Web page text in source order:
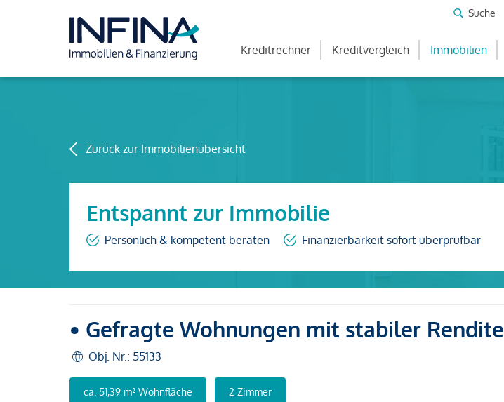
Suche
Kreditrechner Kreditvergleich Immobilien
Zurück zur Immobilienübersicht
Entspannt zur Immobilie
Persönlich & kompetent beraten Finanzierbarkeit sofort überprüfbar
• Gefragte Wohnungen mit stabiler Rendite
Obj. Nr.: 55133
ca. 51,39 m² Wohnfläche 2 Zimmer